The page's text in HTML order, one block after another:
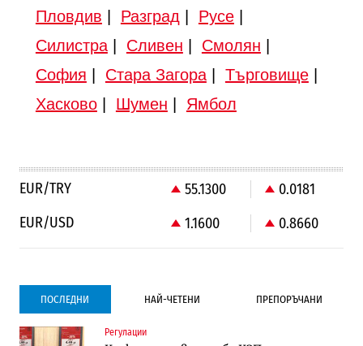
Пловдив
Разград Русе|
Силистра| Сливен Смолян
София
Стара Загора| Търговище|
Хасково| Шумен Ямбол
EUR/TRY 55.1300
0.0181
EUR/USD
1.1600 0.8660
ПОСЛЕДНИ НАЙ-ЧЕТЕНИ ПРЕПОРЪЧАНИ
Регулации
Градоустройство
Градоустройство